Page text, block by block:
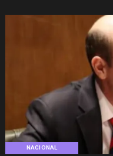
NACIONAL